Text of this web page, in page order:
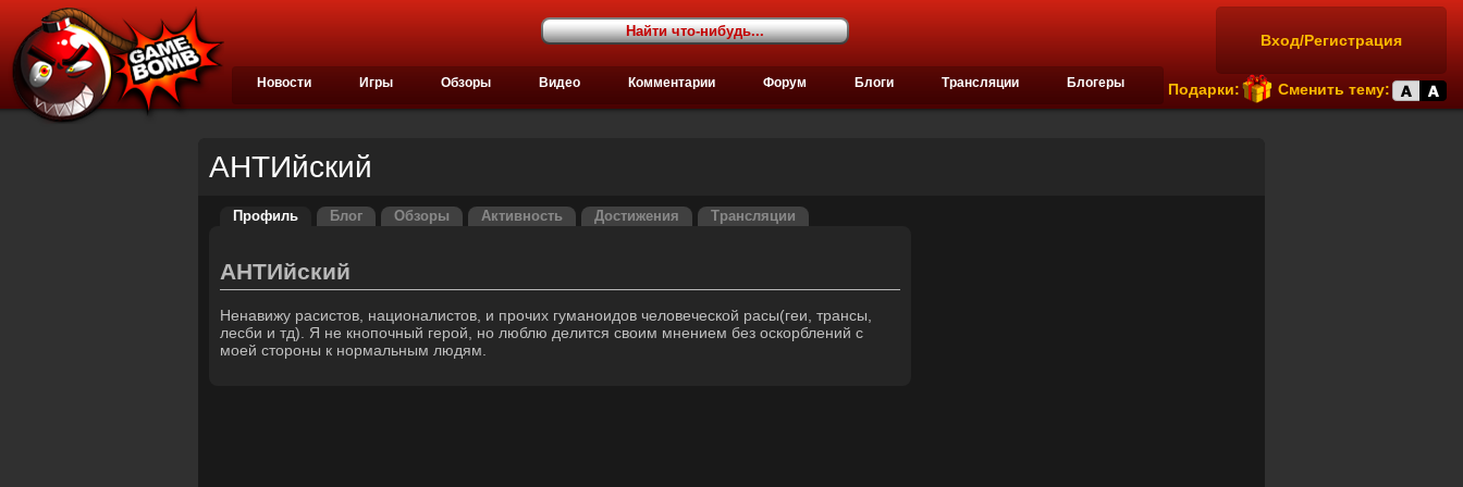
Вход/Регистрация
Подарки: Сменить тему:
Новости Игры Обзоры Видео Комментарии Форум Блоги Трансляции Блогеры
АНТИйский
Профиль Блог Обзоры Активность Достижения Трансляции
АНТИйский
Ненавижу расистов, националистов, и прочих гуманоидов человеческой расы(геи, трансы,
лесби и тд). Я не кнопочный герой, но люблю делится своим мнением без оскорблений с
моей стороны к нормальным людям.